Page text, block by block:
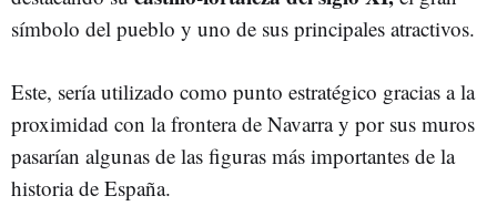
símbolo del pueblo y uno de sus principales atractivos.
Este, sería utilizado como punto estratégico gracias a la
proximidad con la frontera de Navarra y por sus muros
pasarían algunas de las figuras más importantes de la
historia de España.